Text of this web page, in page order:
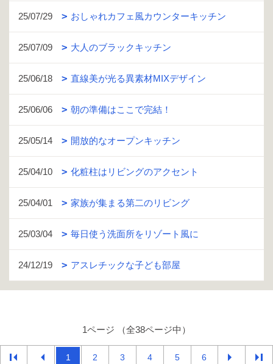
25/07/29 おしゃれカフェ風カウンターキッチン
25/07/09 大人のブラックキッチン
25/06/18 直線美が光る異素材MIXデザイン
25/06/06 朝の準備はここで完結！
25/05/14 開放的なオープンキッチン
25/04/10 化粧柱はリビングのアクセント
25/04/01 家族が集まる第二のリビング
25/03/04 毎日使う洗面所をリゾート風に
24/12/19 アスレチックな子ども部屋
1ページ （全38ページ中）
1 2 3 4 5 6